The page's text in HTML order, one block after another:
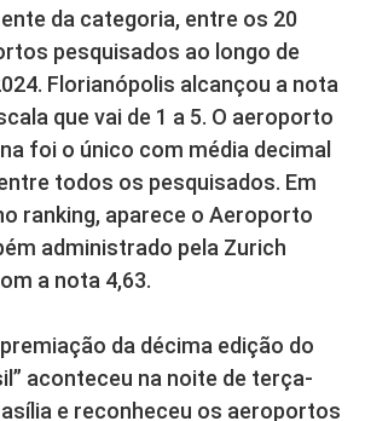
da categoria, entre os 20
pesquisados ao longo de
Florianópolis alcançou a nota
que vai de 1 a 5. O aeroporto
foi o único com média decimal
todos os pesquisados. Em
ranking, aparece o Aeroporto
administrado pela Zurich
a nota 4,63.
da décima edição do
aconteceu na noite de terça-
e reconheceu os aeroportos